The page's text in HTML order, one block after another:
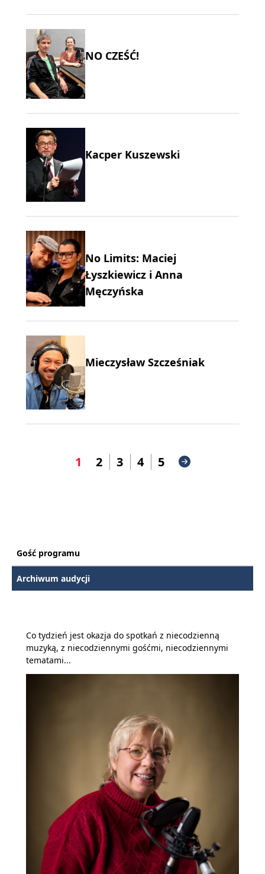
NO CZEŚĆ!
Kacper Kuszewski
No Limits: Maciej
Łyszkiewicz i Anna
Męczyńska
Mieczysław Szcześniak
1 2 3 4 5
Gość programu
Archiwum audycji
Co tydzień jest okazja do spotkań z niecodzienną
muzyką, z niecodziennymi gośćmi, niecodziennymi
tematami...